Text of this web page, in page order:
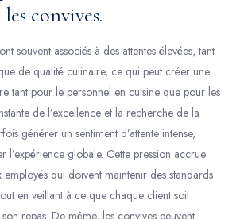
convives.
souvent associés à des attentes élevées, tant
de qualité culinaire, ce qui peut créer une
tant pour le personnel en cuisine que pour les
de l’excellence et la recherche de la
générer un sentiment d’attente intense,
l’expérience globale. Cette pression accrue
qui doivent maintenir des standards
en veillant à ce que chaque client soit